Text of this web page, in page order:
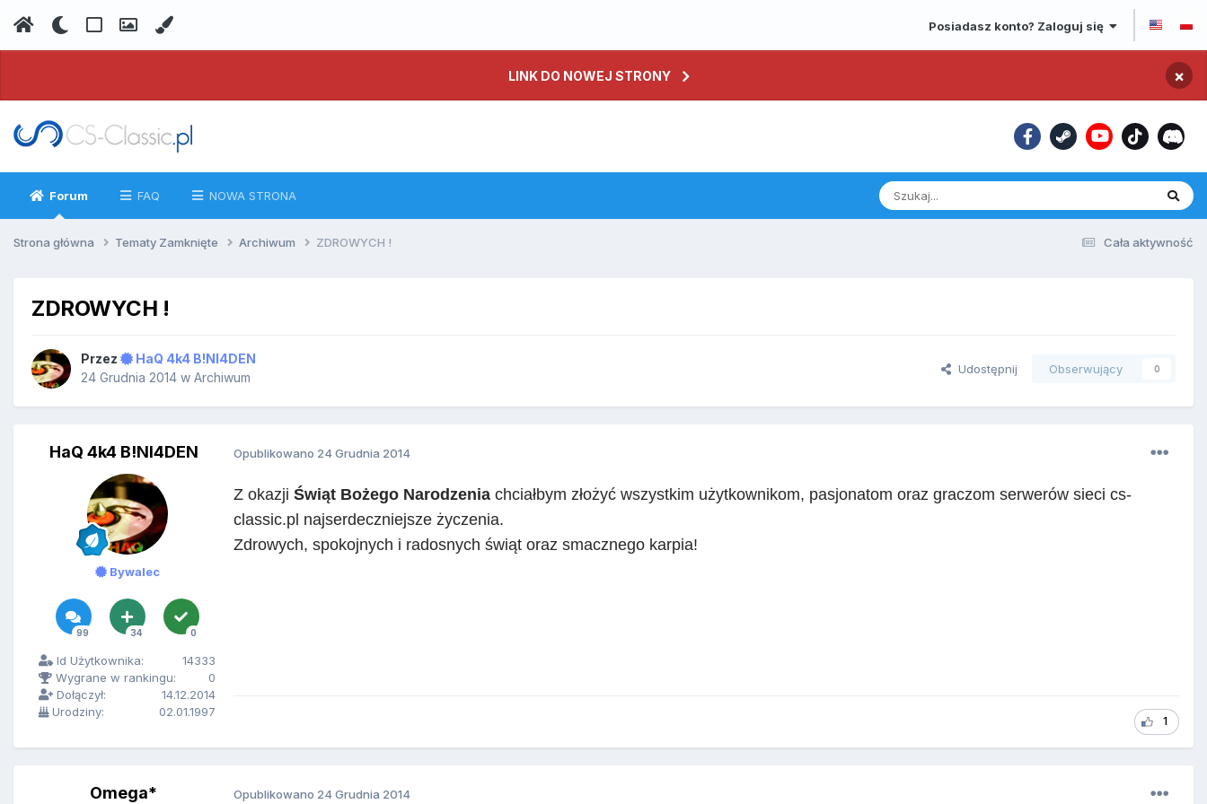
Posiadasz konto? Zaloguj się
LINK DO NOWEJ STRONY ×
Forum FAQ NOWA STRONA
Cała aktywność
Strona główna Tematy Zamknięte Archiwum ZDROWYCH !
ZDROWYCH !
Przez
HaQ 4k4 B!Nl4DEN
24 Grudnia 2014 w Archiwum
Udostępnij Obserwujący 0
HaQ 4k4 B!Nl4DEN
Bywalec
99 34 0
Id Użytkownika:
14333
Wygrane w rankingu:
0
Dołączył:
14.12.2014
Urodziny:
02.01.1997
Opublikowano 24 Grudnia 2014
Z okazji Świąt Bożego Narodzenia chciałbym złożyć wszystkim użytkownikom, pasjonatom oraz graczom serwerów sieci cs-
classic.pl najserdeczniejsze życzenia.
Zdrowych, spokojnych i radosnych świąt oraz smacznego karpia!
1
Omega* Opublikowano 24 Grudnia 2014